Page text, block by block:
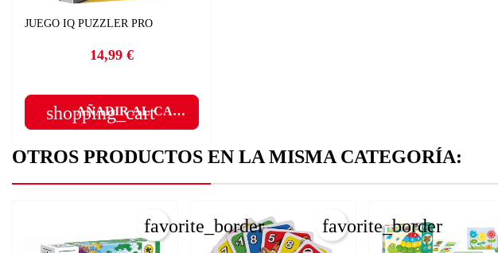
JUEGO IQ PUZZLER PRO
Precio
14,99 €
shopping_cart
AÑADIR AL CARRITO
OTROS PRODUCTOS EN LA MISMA CATEGORÍA:
favorite_border favorite_border
CREAR